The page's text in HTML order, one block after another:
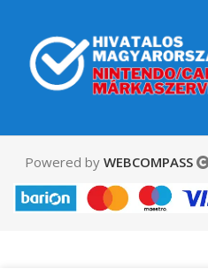
Powered by WEBCOMPASS